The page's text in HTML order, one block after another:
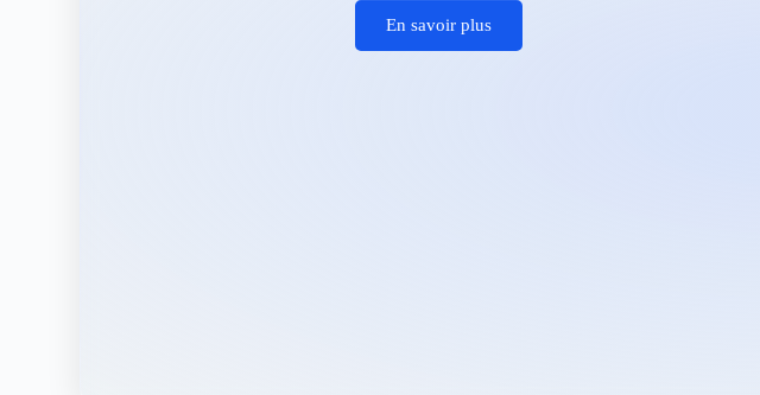
En savoir plus